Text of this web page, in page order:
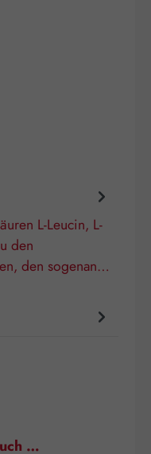
L-Leucin, L-
den
den sogenan…
…